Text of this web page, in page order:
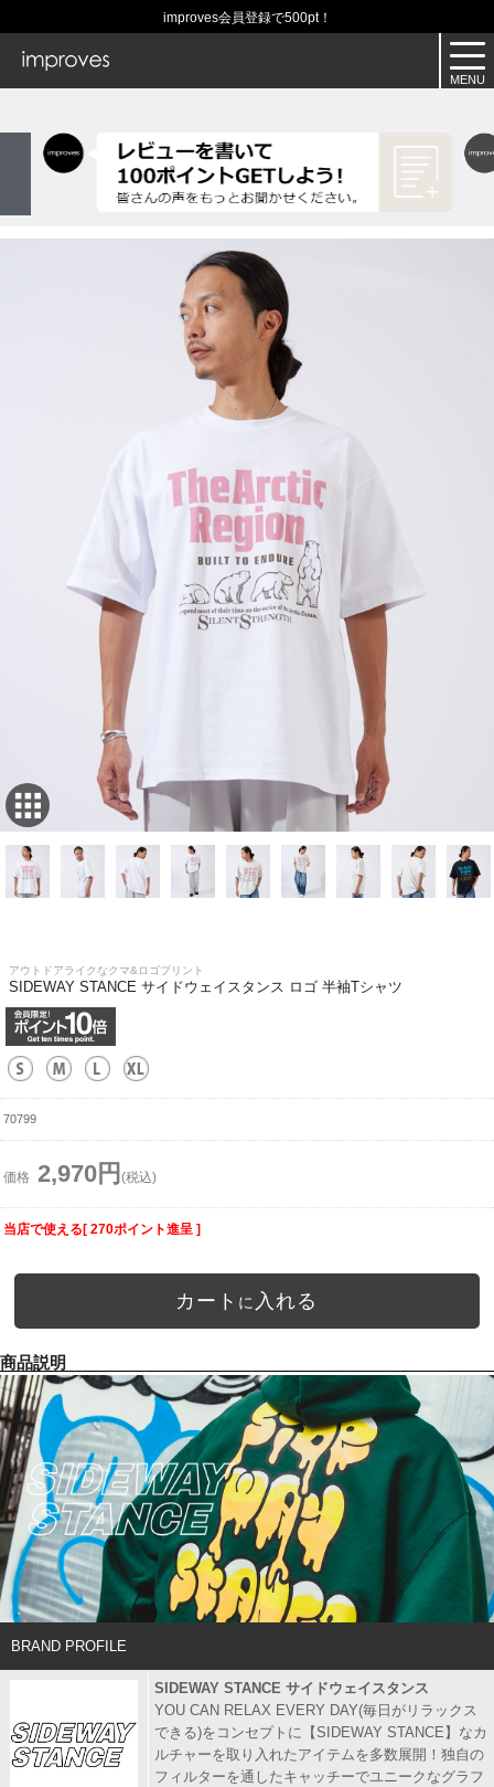
improves会員登録で500pt！
アウトドアライクなクマ&ロゴプリント
SIDEWAY STANCE サイドウェイスタンス ロゴ 半袖Tシャツ
70799
価格 2,970円 (税込)
当店で使える[ 270ポイント進呈 ]
カート に 入れる
商品説明
BRAND PROFILE
SIDEWAY STANCE サイドウェイスタンス
YOU CAN RELAX EVERY DAY(毎日がリラックス
できる)をコンセプトに【SIDEWAY STANCE】なカ
ルチャーを取り入れたアイテムを多数展開！独自の
フィルターを通したキャッチーでユニークなグラフ